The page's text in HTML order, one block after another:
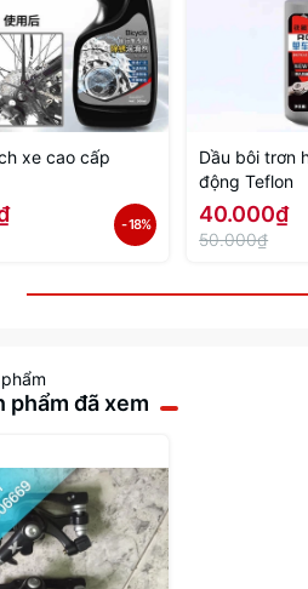
xe cao cấp
- 18%
Dầu bôi trơn
động Teflon
40.000₫
50.000₫
phẩm đã xem